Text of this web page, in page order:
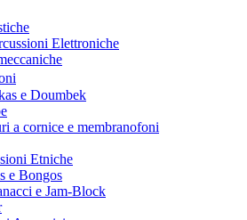
Elettroniche
e Doumbek
a cornice e membranofoni
Etniche
e Bongos
e Jam-Block